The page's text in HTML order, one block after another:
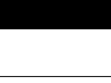
这个季节去听。更多的大